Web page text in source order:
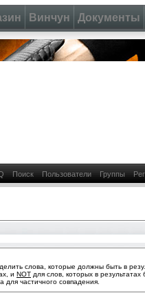
Винчун Документы
Поиск Пользователи Группы
слова, которые должны быть в
и NOT для слов, которых в результатах
частичного совпадения.